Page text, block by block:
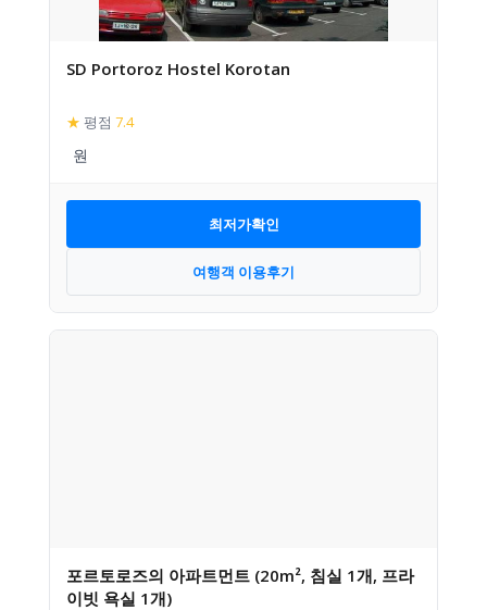
SD Portoroz Hostel Korotan
★ 평점 7.4
최저가확인
여행객 이용후기
포르토로즈의 아파트먼트 (20m², 침실 1개, 프라
이빗 욕실 1개)